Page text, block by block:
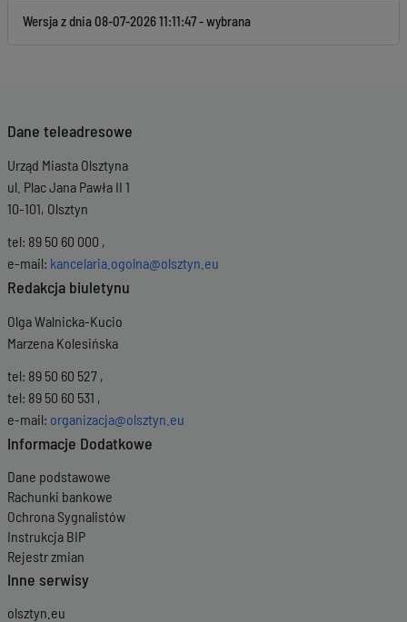
Wersja z dnia 08-07-2026 11:11:47
Dane teleadresowe
Urząd Miasta Olsztyna
ul. Plac Jana Pawła II 1
10-101, Olsztyn
tel: 89 50 60 000 ,
e-mail: kancelaria.ogolna@olsztyn.eu
Redakcja biuletynu
Olga Walnicka-Kucio
Marzena Kolesińska
tel: 89 50 60 527 ,
tel: 89 50 60 531 ,
e-mail: organizacja@olsztyn.eu
Informacje Dodatkowe
Dane podstawowe
Rachunki bankowe
Ochrona Sygnalistów
Instrukcja BIP
Rejestr zmian
Inne serwisy
olsztyn.eu